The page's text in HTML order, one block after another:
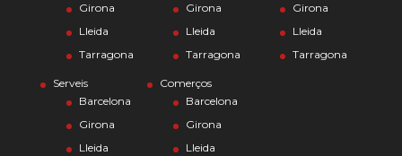
Girona
Lleida
Tarragona
Girona
Lleida
Tarragona
Girona
Lleida
Tarragona
Serveis
Barcelona
Girona
Lleida
Comerços
Barcelona
Girona
Lleida